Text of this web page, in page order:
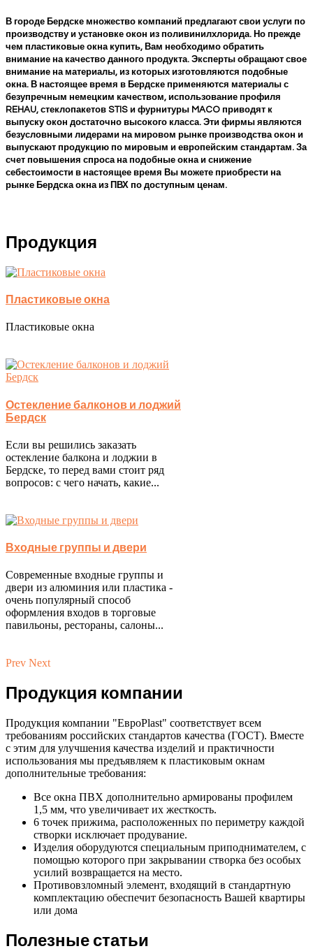
В городе Бердске множество компаний предлагают свои услуги по
производству и установке окон из поливинилхлорида. Но прежде
чем пластиковые окна купить, Вам необходимо обратить
внимание на качество данного продукта. Эксперты обращают свое
внимание на материалы, из которых изготовляются подобные
окна. В настоящее время в Бердске применяются материалы с
безупречным немецким качеством, использование профиля
REHAU, стеклопакетов STIS и фурнитуры MACO приводят к
выпуску окон достаточно высокого класса. Эти фирмы являются
безусловными лидерами на мировом рынке производства окон и
выпускают продукцию по мировым и европейским стандартам. За
счет повышения спроса на подобные окна и снижение
себестоимости в настоящее время Вы можете приобрести на
рынке Бердска окна из ПВХ по доступным ценам.
Продукция
Пластиковые окна
Пластиковые окна
Остекление балконов и лоджий
Бердск
Если вы решились заказать
остекление балкона и лоджии в
Бердске, то перед вами стоит ряд
вопросов: с чего начать, какие...
Входные группы и двери
Современные входные группы и
двери из алюминия или пластика -
очень популярный способ
оформления входов в торговые
павильоны, рестораны, салоны...
Prev Next
Продукция компании
Продукция компании "ЕвроPlast" соответствует всем
требованиям российских стандартов качества (ГОСТ). Вместе
с этим для улучшения качества изделий и практичности
использования мы предъявляем к пластиковым окнам
дополнительные требования:
Все окна ПВХ дополнительно армированы профилем
1,5 мм, что увеличивает их жесткость.
6 точек прижима, расположенных по периметру каждой
створки исключает продувание.
Изделия оборудуются специальным приподнимателем, с
помощью которого при закрывании створка без особых
усилий возвращается на место.
Противовзломный элемент, входящий в стандартную
комплектацию обеспечит безопасность Вашей квартиры
или дома
Полезные статьи